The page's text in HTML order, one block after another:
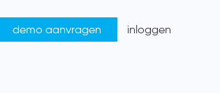
demo aanvragen inloggen